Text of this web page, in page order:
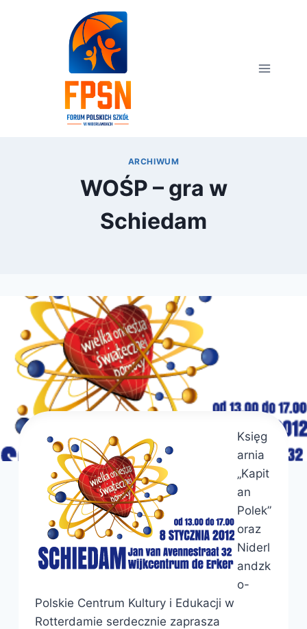
ARCHIWUM
WOŚP – gra w
Schiedam
Księg
arnia
„Kapit
an
Polek”
oraz
Niderl
andzk
o-
Polskie Centrum Kultury i Edukacji w
Rotterdamie serdecznie zaprasza